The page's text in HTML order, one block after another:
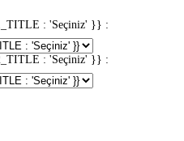
: 'Seçiniz' }} :
: 'Seçiniz' }} :